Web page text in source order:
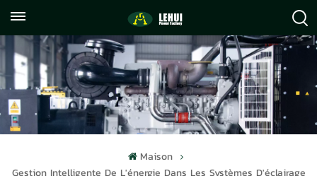
059122071372
info@lehuipowerfactory.com
Maison
Gestion Intelligente De L'énergie Dans Les Systèmes D'éclairage